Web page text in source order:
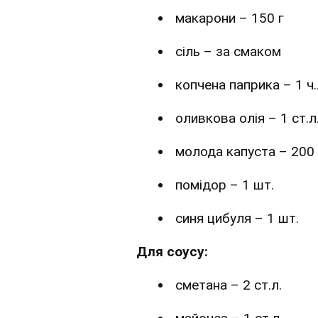
макарони – 150 г
сіль – за смаком
копчена паприка – 1
оливкова олія – 1 ст.л.
молода капуста – 200
помідор – 1 шт.
синя цибуля – 1 шт.
Для соусу:
сметана – 2 ст.л.